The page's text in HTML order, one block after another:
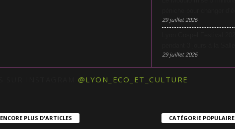
29 juillet 2026
29 juillet 2026
@LYON_ECO_ET_CULTURE
ENCORE PLUS D'ARTICLES CATÉGORIE POPULAIRE